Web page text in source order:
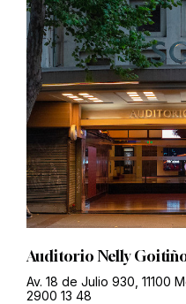
Auditorio Nelly
Av. 18 de Julio 930, 11100
2900 13 48